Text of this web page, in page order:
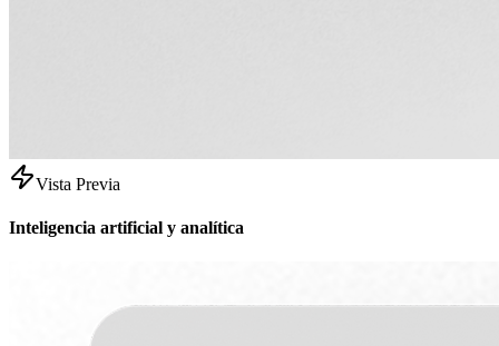
Vista Previa
Inteligencia artificial y analítica